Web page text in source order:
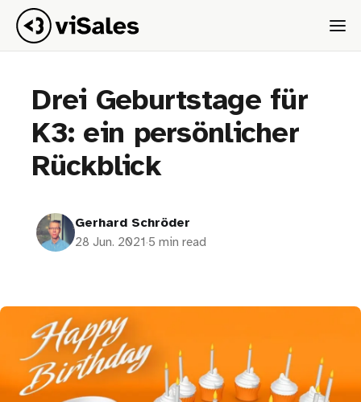
Drei Geburtstage für
K3: ein persönlicher
Rückblick
Gerhard Schröder
28 Jun. 2021 ·5 min read